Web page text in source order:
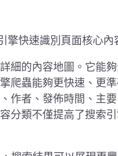
擎快速識別頁面核心內
細的內容地圖。它能
爬蟲能夠更快速、更
作者、發佈時間、主
分類不僅提高了搜索